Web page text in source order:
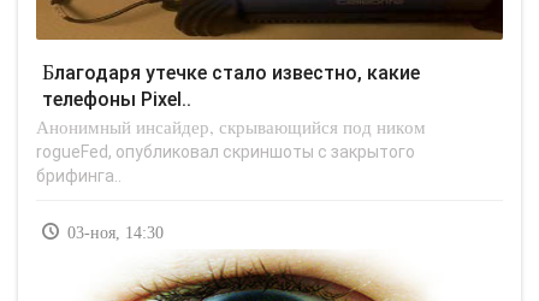
Благодаря утечке стало известно, какие
телефоны Pixel..
Анонимный инсайдер, скрывающийся под ником
rogueFed, опубликовал скриншоты с закрытого
брифинга..
03-ноя, 14:30